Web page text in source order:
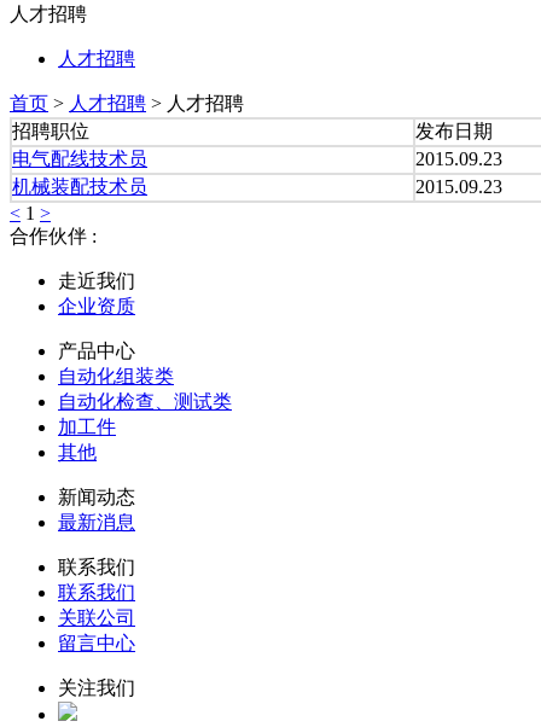
人才招聘
人才招聘
首页 > 人才招聘 > 人才招聘
招聘职位
发布日期
电气配线技术员
2015.09.23
机械装配技术员
2015.09.23
< 1 >
合作伙伴 :
走近我们
企业资质
产品中心
自动化组装类
自动化检查、测试类
加工件
其他
新闻动态
最新消息
联系我们
联系我们
关联公司
留言中心
关注我们